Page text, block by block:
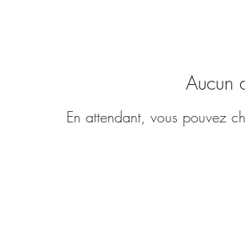
Aucun
En attendant, vous pouvez